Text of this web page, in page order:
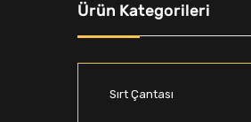
Ürün Kategorileri
Sırt Çantası